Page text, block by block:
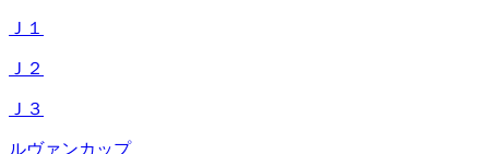
Ｊ１
Ｊ２
Ｊ３
ルヴァンカップ